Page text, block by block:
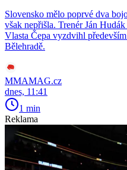
Slovensko mělo poprvé dva
však nepřišla. Trenér Ján
Vlasta Čepa vyzdvihl
Bělehradě.
MMAMAG.cz
dnes, 11:41
1 min
Reklama